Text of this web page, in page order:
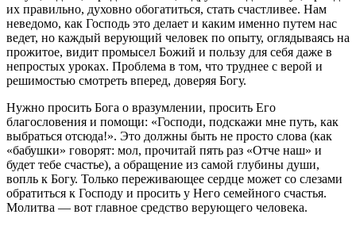
их правильно, духовно обогатиться, стать счастливее. Нам
неведомо, как Господь это делает и каким именно путем нас
ведет, но каждый верующий человек по опыту, оглядываясь на
прожитое, видит промысел Божий и пользу для себя даже в
непростых уроках. Проблема в том, что труднее с верой и
решимостью смотреть вперед, доверяя Богу.
Нужно просить Бога о вразумлении, просить Его
благословения и помощи: «Господи, подскажи мне путь, как
выбраться отсюда!». Это должны быть не просто слова (как
«бабушки» говорят: мол, прочитай пять раз «Отче наш» и
будет тебе счастье), а обращение из самой глубины души,
вопль к Богу. Только переживающее сердце может со слезами
обратиться к Господу и просить у Него семейного счастья.
Молитва — вот главное средство верующего человека.